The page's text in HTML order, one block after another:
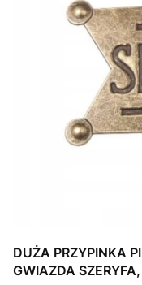
DUŻA PRZYPINKA
GWIAZDA